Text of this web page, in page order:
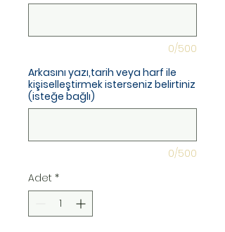
0/500
Arkasını yazı,tarih veya harf ile
kişiselleştirmek isterseniz belirtiniz
(isteğe bağlı)
0/500
Adet *